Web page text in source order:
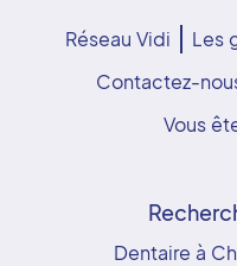
Réseau Vidi
Les
Contactez-
Vous
Dentaire à